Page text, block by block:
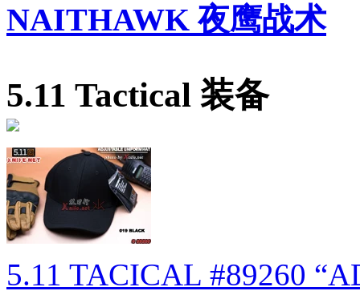
NAITHAWK 夜鹰战术
5.11 Tactical 装备
5.11 TACICAL #89260